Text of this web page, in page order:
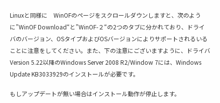
Linuxと同様に WinOFのページをスクロールダウンしますと、次のよう
に”WinOF Download“と”WinOF-２“の2つのタブに分かれており、ドライ
バのバージョン、OSタイプおよびOSバージョンによりサポートされるいる
ことに注意をしてください。また、下の注意にございますように、ドライバ
Version 5.22以降のWindows Server 2008 R2/Window 7には、Windows
Update KB3033929のインストールが必要です。
もしアップデートが無い場合はインストール動作が停止します。